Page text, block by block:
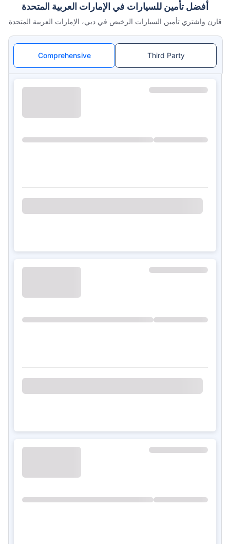
أفضل تأمين للسيارات في الإمارات العربية المتحدة
قارن واشتري تأمين السيارات الرخيص في دبي، الإمارات العربية المتحدة
Comprehensive Third Party